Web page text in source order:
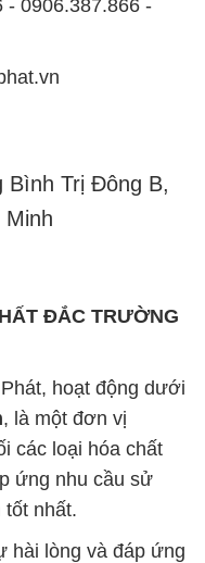
- 0906.387.866 -
Bình Trị Đông B,
Minh
ĐẮC TRƯỜNG
hoạt động dưới
, là một đơn vị
các loại hóa chất
ứng nhu cầu sử
tốt nhất.
hài lòng và đáp ứng